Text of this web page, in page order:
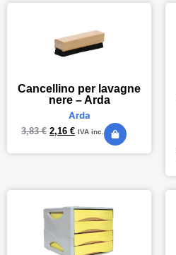
Cancellino per lavagne
nere – Arda
Arda
3,83€ 2,16 € IVA inc.